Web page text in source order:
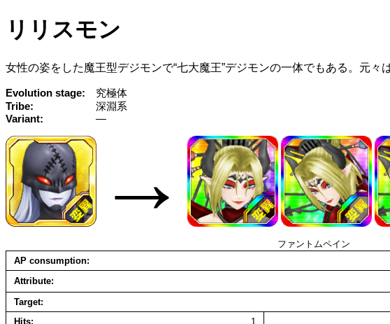
リリスモン
女性の姿をした魔王型デジモンで“七大魔王”デジモンの一体でもある。元
Evolution stage
究極体
Tribe
深淵系
Variant
—
→
ファントムペイン
AP consumption
Attribute
Target
Hits
1